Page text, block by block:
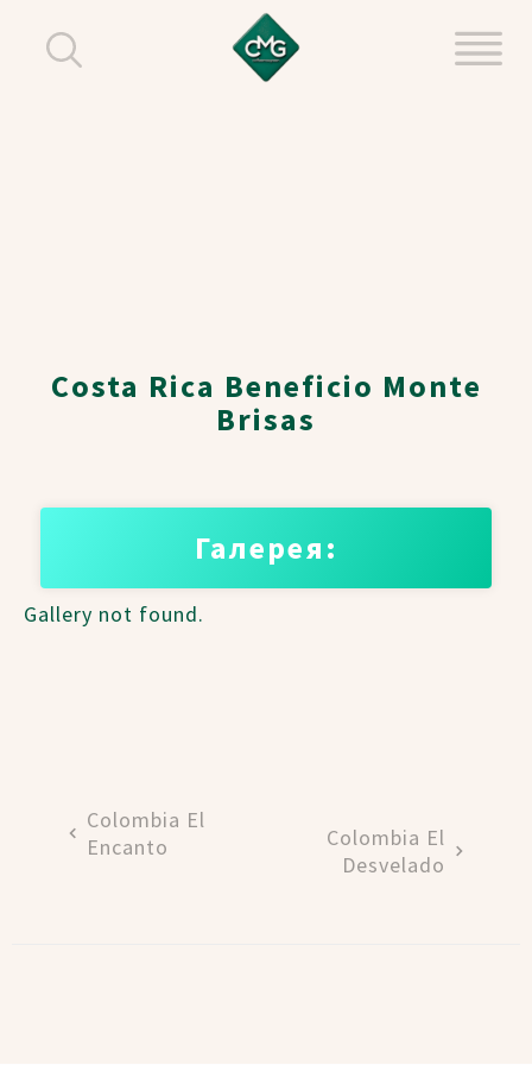
Costa Rica Beneficio Monte
Brisas
Галерея:
Gallery not found.
Colombia El
Encanto
Colombia El
Desvelado